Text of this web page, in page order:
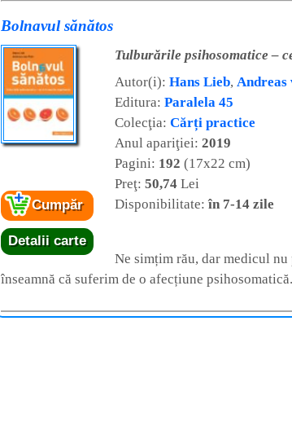
Bolnavul sănătos
Cumpăr
Detalii carte
Tulburările psihosomatice –
Autor(i): Hans Lieb, Andreas
Editura: Paralela 45
Colecţia: Cărți practice
Anul apariţiei: 2019
Pagini: 192 (17x22 cm)
Preţ: 50,74 Lei
Disponibilitate:în 7-14 zile
Ne simțim rău, dar medicul
înseamnă că suferim de o afecțiune psihosomatică.